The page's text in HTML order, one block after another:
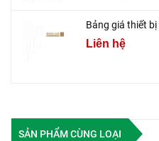
Bảng giá thiết bị
Liên hệ
SẢN PHẨM CÙNG LOẠI